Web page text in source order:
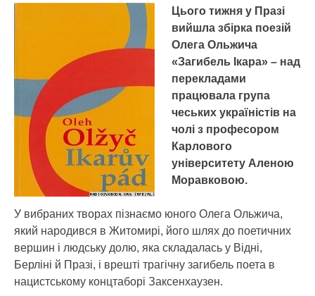
Цього тижня у Празі
вийшла збірка поезій
Олега Ольжича
«Загибель Ікара» – над
перекладами
працювала група
чеських україністів на
чолі з професором
Карлового
університету Аленою
Моравковою.
У вибраних творах пізнаємо юного Олега Ольжича,
який народився в Житомирі, його шлях до поетичних
вершин і людську долю, яка складалась у Відні,
Берліні й Празі, і врешті трагічну загибель поета в
нацистському концтаборі Заксенхаузен.